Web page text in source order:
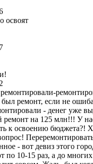
освоят
ремонт, если не
- денег уже
ремонт на 125 млн!!! У
к освоению бюджета?!
- вот девиз этого
по 10-15 раз, а до